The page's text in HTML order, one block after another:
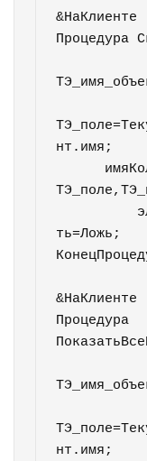
&НаКлиенте
Процедура
нт.имя;
ть=Ложь;
&НаКлиенте
Процедура
нт.имя;